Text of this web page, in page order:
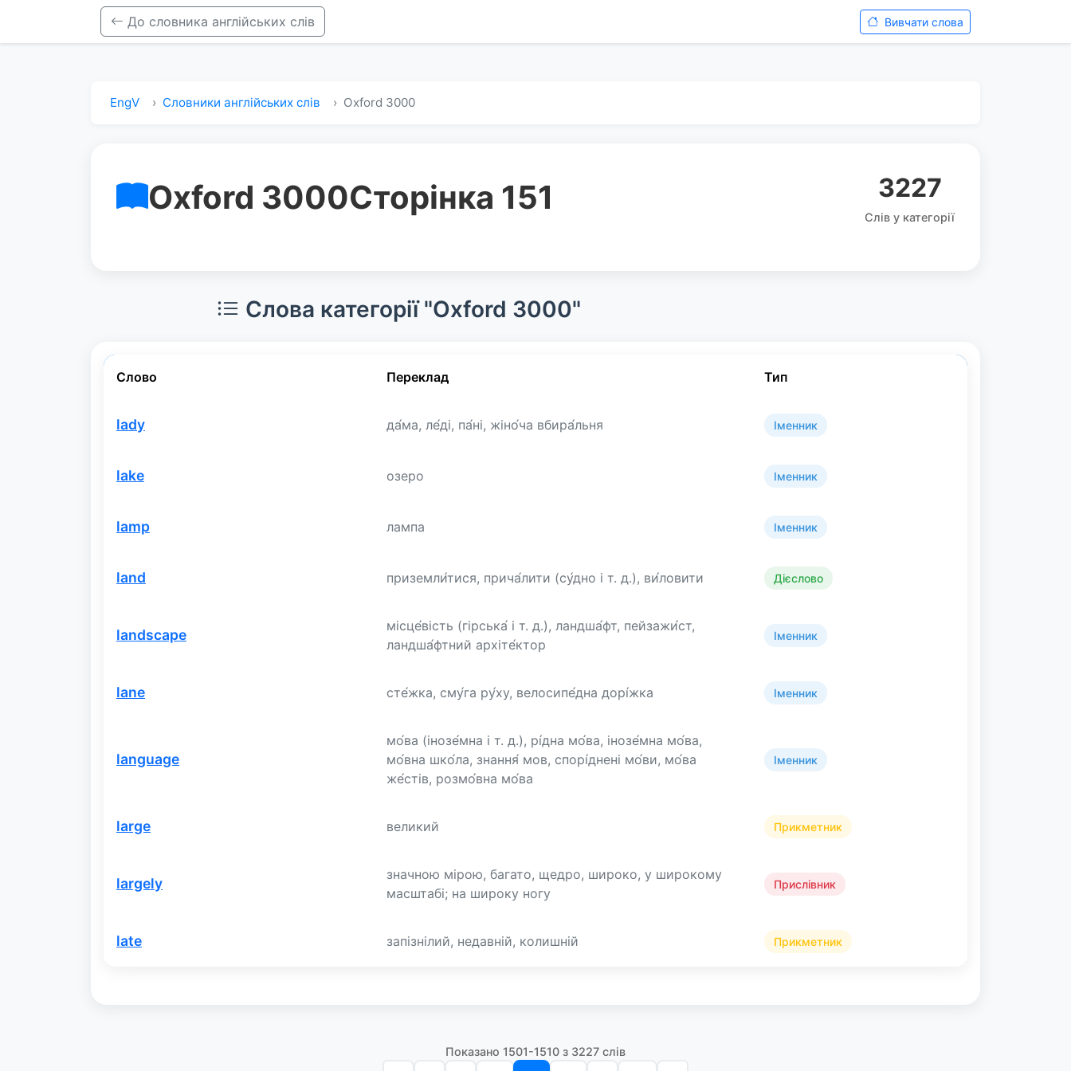
До словника англійських слів Вивчати слова
EngV Словники англійських слів Oxford 3000
Oxford 3000Сторінка 151 3227
Слів у категорії
Слова категорії "Oxford 3000"
Слово Переклад Тип
lady да́ма, ле́ді, па́ні, жіно́ча вбира́льня Іменник
lake озеро Іменник
lamp лампа Іменник
land приземли́тися, прича́лити (су́дно і т. д.), ви́ловити Дієслово
landscape
місце́вість (гірська́ і т. д.), ландша́фт, пейзажи́ст,
ландша́фтний архіте́ктор
Іменник
lane сте́жка, сму́га ру́ху, велосипе́дна дорі́жка Іменник
language
мо́ва (інозе́мна і т. д.), рі́дна мо́ва, інозе́мна мо́ва,
мо́вна шко́ла, знання́ мов, спорі́днені мо́ви, мо́ва
же́стів, розмо́вна мо́ва
Іменник
large великий Прикметник
largely
значною мірою, багато, щедро, широко, у широкому
масштабі; на широку ногу
Прислівник
late запізнілий, недавній, колишній Прикметник
Показано 1501-1510 з 3227 слів